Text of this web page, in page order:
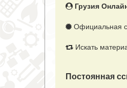
Грузия
Официальная
Искать
Постоянная